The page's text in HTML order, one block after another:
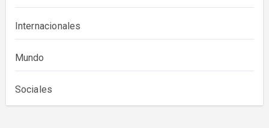
Internacionales
Mundo
Sociales